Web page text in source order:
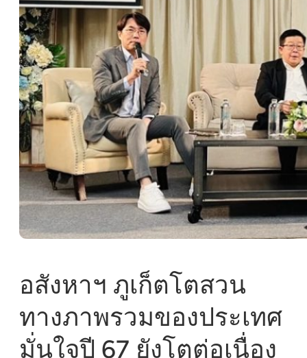
อสังหาฯ ภูเก็ตโตสวน
ทางภาพรวมของประเทศ
มั่นใจปี 67 ยังโตต่อเนื่อง